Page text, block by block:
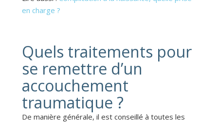
en charge ?
Quels traitements pour
se remettre d’un
accouchement
traumatique ?
De manière générale, il est conseillé à toutes les